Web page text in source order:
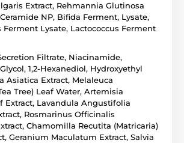
Extract, Rehmannia Glutinosa
NP, Bifida Ferment, Lysate,
Ferment Lysate, Lactococcus Ferment
Filtrate, Niacinamide,
1,2-Hexanediol, Hydroxyethyl
Asiatica Extract, Melaleuca
Tree) Leaf Water, Artemisia
Extract, Lavandula Angustifolia
Rosmarinus Officinalis
Chamomilla Recutita (Matricaria)
Geranium Maculatum Extract, Salvia